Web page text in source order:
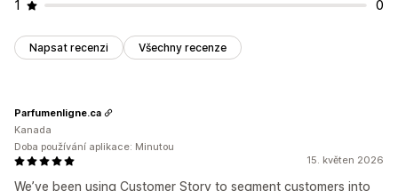
1 0
Napsat recenzi Všechny recenze
15. květen 2026
We’ve been using Customer Story to segment customers into
Parfumenligne.ca
Kanada
Doba používání aplikace: Minutou